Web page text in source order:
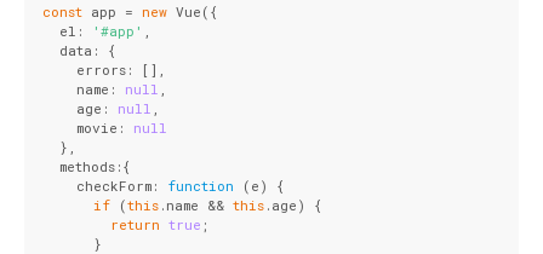
const app = new Vue({
  el:
'#app'
  data: {
    errors: [],
    name:
null
    age:
null
    movie:
null
  },
  methods:{
    checkForm:
function ( e ) {
if (this .name && this .age) {
return true ;
      }